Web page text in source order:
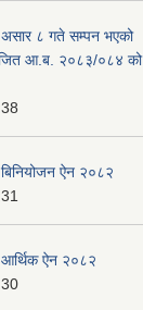
असार ८ गते सम्पन भएको
आ.ब. २०८३/०८४ को
बिनियोजन ऐन २०८२
आर्थिक ऐन २०८२